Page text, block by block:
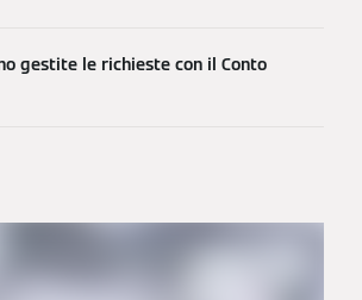
gestite le richieste con il Conto